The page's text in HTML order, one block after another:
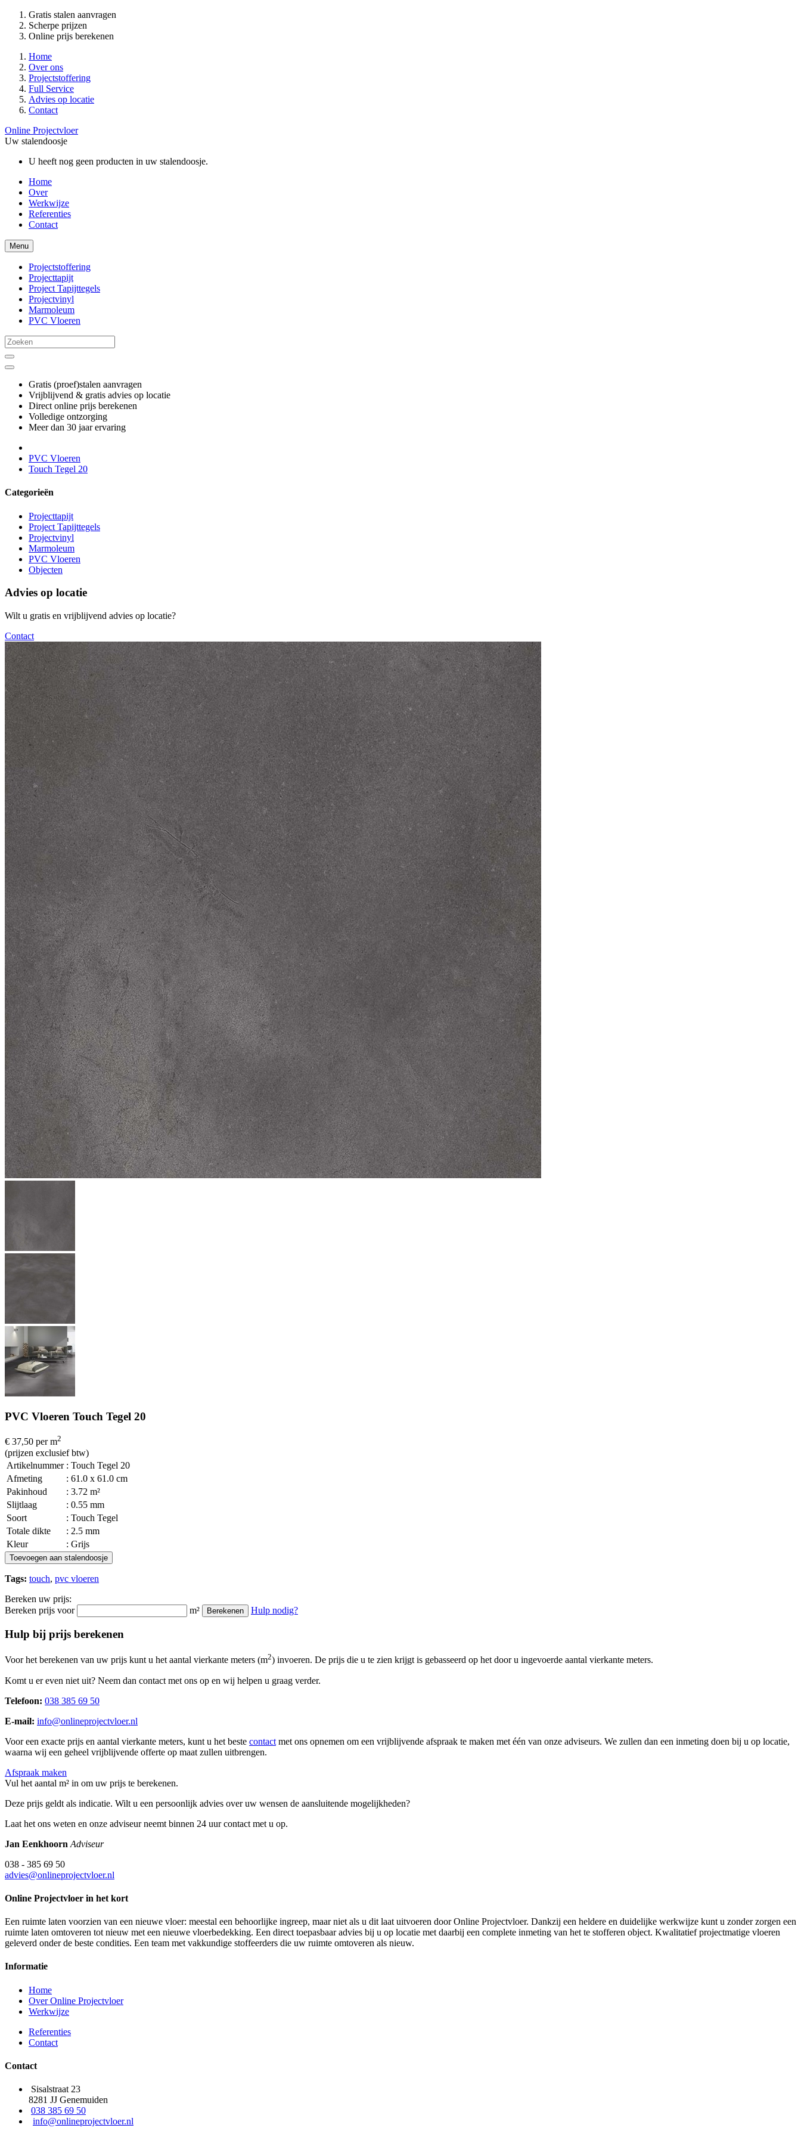
Gratis stalen aanvragen
Scherpe prijzen
Online prijs berekenen
Home
Over ons
Projectstoffering
Full Service
Advies op locatie
Contact
Online Projectvloer
Uw stalendoosje
U heeft nog geen producten in uw stalendoosje.
Home
Over
Werkwijze
Referenties
Contact
Menu
Projectstoffering
Projecttapijt
Project Tapijttegels
Projectvinyl
Marmoleum
PVC Vloeren
Gratis (proef)stalen aanvragen
Vrijblijvend & gratis advies op locatie
Direct online prijs berekenen
Volledige ontzorging
Meer dan 30 jaar ervaring
PVC Vloeren
Touch Tegel 20
Categorieën
Projecttapijt
Project Tapijttegels
Projectvinyl
Marmoleum
PVC Vloeren
Objecten
Advies op locatie
Wilt u gratis en vrijblijvend advies op locatie?
Contact
PVC Vloeren Touch Tegel 20
€ 37,50 per m2
(prijzen exclusief btw)
Artikelnummer : Touch Tegel 20
Afmeting
: 61.0 x 61.0 cm
Pakinhoud
: 3.72 m²
Slijtlaag
: 0.55 mm
Soort
: Touch Tegel
Totale dikte
: 2.5 mm
Kleur
: Grijs
Toevoegen aan stalendoosje
Tags: touch, pvc vloeren
Bereken uw prijs:
Bereken prijs voor
m² Berekenen Hulp nodig?
Hulp bij prijs berekenen
Voor het berekenen van uw prijs kunt u het aantal vierkante meters (m2) invoeren. De prijs die u te zien krijgt is gebasseerd op het door u ingevoerde aantal vierkante meters.
Komt u er even niet uit? Neem dan contact met ons op en wij helpen u graag verder.
Telefoon: 038 385 69 50
E-mail: info@onlineprojectvloer.nl
Voor een exacte prijs en aantal vierkante meters, kunt u het beste contact met ons opnemen om een vrijblijvende afspraak te maken met één van onze adviseurs. We zullen dan een inmeting doen bij u op locatie,
waarna wij een geheel vrijblijvende offerte op maat zullen uitbrengen.
Afspraak maken
Vul het aantal m² in om uw prijs te berekenen.
Deze prijs geldt als indicatie. Wilt u een persoonlijk advies over uw wensen de aansluitende mogelijkheden?
Laat het ons weten en onze adviseur neemt binnen 24 uur contact met u op.
Jan Eenkhoorn Adviseur
038 - 385 69 50
advies@onlineprojectvloer.nl
Online Projectvloer in het kort
Een ruimte laten voorzien van een nieuwe vloer: meestal een behoorlijke ingreep, maar niet als u dit laat uitvoeren door Online Projectvloer. Dankzij een heldere en duidelijke werkwijze kunt u zonder zorgen een
ruimte laten omtoveren tot nieuw met een nieuwe vloerbedekking. Een direct toepasbaar advies bij u op locatie met daarbij een complete inmeting van het te stofferen object. Kwalitatief projectmatige vloeren
geleverd onder de beste condities. Een team met vakkundige stoffeerders die uw ruimte omtoveren als nieuw.
Informatie
Home
Over Online Projectvloer
Werkwijze
Referenties
Contact
Contact
Sisalstraat 23
8281 JJ Genemuiden
038 385 69 50
info@onlineprojectvloer.nl